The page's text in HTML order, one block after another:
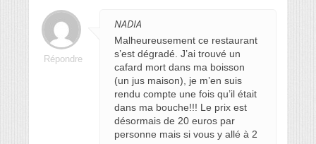
NADIA
Malheureusement ce restaurant
s’est dégradé. J’ai trouvé un
cafard mort dans ma boisson
(un jus maison), je m’en suis
rendu compte une fois qu’il était
dans ma bouche!!! Le prix est
désormais de 20 euros par
personne mais si vous y allé à 2
Répondre